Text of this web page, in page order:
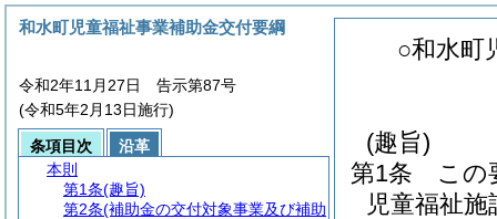
○和水町
(趣旨)
第1条
この
児童福祉
和水町児童福祉事業補助金交付要綱
令和2年11月27日 告示第87号
(令和5年2月13日施行)
条項目次
沿革
本則
第1条(趣旨)
第2条(補助金の交付対象事業及び補助